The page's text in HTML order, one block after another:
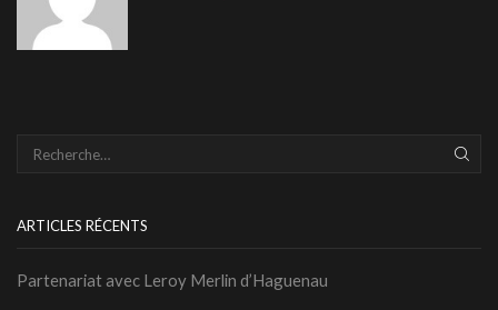
ARTICLES RÉCENTS
Partenariat avec Leroy Merlin d’Haguenau